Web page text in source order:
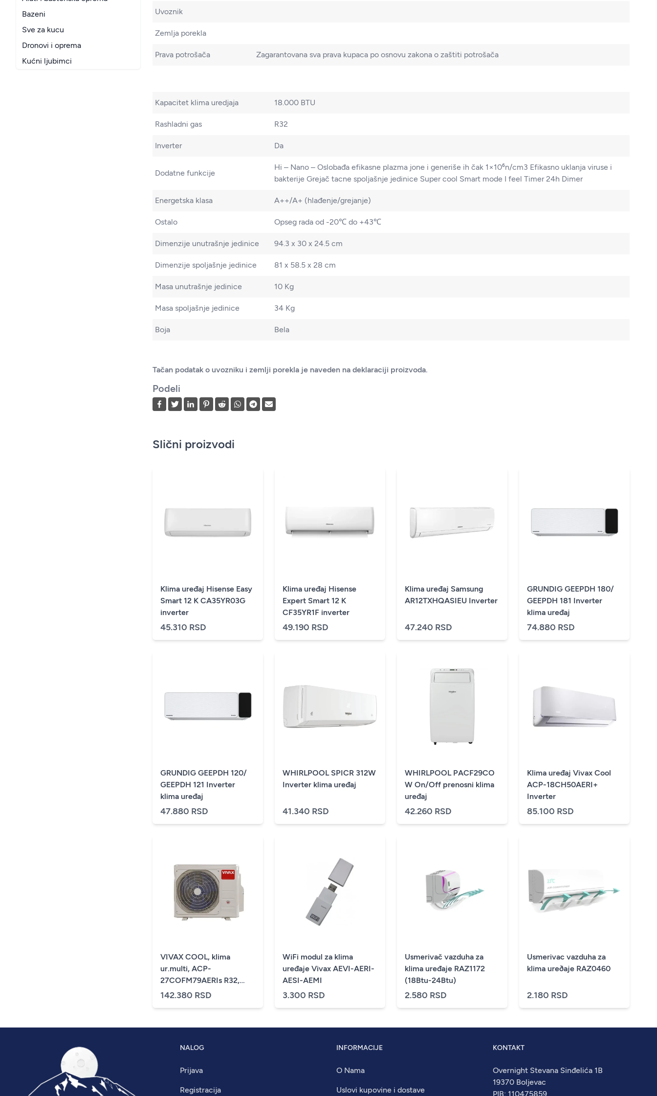
Bazeni
Sve za kucu
Dronovi i oprema
Kućni ljubimci
Uvoznik
Zemlja porekla
Prava potrošača Zagarantovana sva prava kupaca po osnovu zakona o zaštiti potrošača
Kapacitet klima uredjaja 18.000 BTU
Rashladni gas R32
Inverter Da
Dodatne funkcije
Hi – Nano – Oslobađa efikasne plazma jone i generiše ih čak 1×10⁶n/cm3 Efikasno uklanja viruse i
bakterije Grejač tacne spoljašnje jedinice Super cool Smart mode I feel Timer 24h Dimer
Energetska klasa A++/A+ (hlađenje/grejanje)
Ostalo Opseg rada od -20℃ do +43℃
Dimenzije unutrašnje jedinice 94.3 x 30 x 24.5 cm
Dimenzije spoljašnje jedinice 81 x 58.5 x 28 cm
Masa unutrašnje jedinice 10 Kg
Masa spoljašnje jedinice 34 Kg
Boja Bela
Tačan podatak o uvozniku i zemlji porekla je naveden na deklaraciji proizvoda.
Podeli
Slični proizvodi
Klima uređaj Hisense Easy
Smart 12 K CA35YR03G
inverter
45.310 RSD
Klima uređaj Hisense
Expert Smart 12 K
CF35YR1F inverter
49.190 RSD
Klima uređaj Samsung
AR12TXHQASIEU Inverter
47.240 RSD
GRUNDIG GEEPDH 180/
GEEPDH 181 Inverter
klima uređaj
74.880 RSD
GRUNDIG GEEPDH 120/
GEEPDH 121 Inverter
klima uređaj
47.880 RSD
WHIRLPOOL SPICR 312W
Inverter klima uređaj
41.340 RSD
WHIRLPOOL PACF29CO
W On/Off prenosni klima
uređaj
42.260 RSD
Klima uređaj Vivax Cool
ACP-18CH50AERI+
Inverter
85.100 RSD
VIVAX COOL, klima
ur.multi, ACP-
27COFM79AERIs R32,
spolj.
142.380 RSD
WiFi modul za klima
uređaje Vivax AEVI-AERI-
AESI-AEMI
3.300 RSD
Usmerivač vazduha za
klima uređaje RAZ1172
(18Btu-24Btu)
2.580 RSD
Usmerivac vazduha za
klima ureðaje RAZ0460
2.180 RSD
NALOG
Prijava
Registracija
INFORMACIJE
O Nama
Uslovi kupovine i dostave
KONTAKT
Overnight Stevana Sinđelića 1B
19370 Boljevac
PIB: 110475859